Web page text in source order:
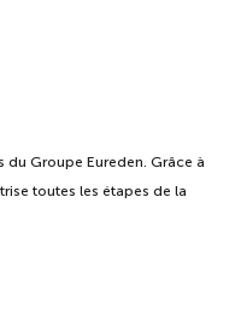
Groupe Eureden. Grâce à
toutes les étapes de la